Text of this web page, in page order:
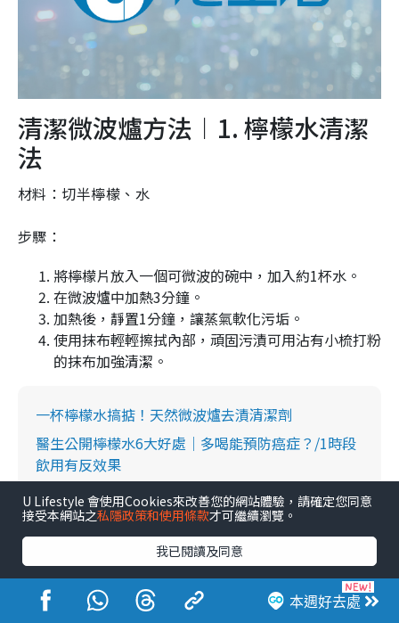
清潔微波爐方法︱1. 檸檬水清潔
法
材料：切半檸檬、水
步驟：
將檸檬片放入一個可微波的碗中，加入約1杯水。
在微波爐中加熱3分鐘。
加熱後，靜置1分鐘，讓蒸氣軟化污垢。
使用抹布輕輕擦拭內部，頑固污漬可用沾有小梳打粉
的抹布加強清潔。
一杯檸檬水搞掂！天然微波爐去漬清潔劑
醫生公開檸檬水6大好處｜多喝能預防癌症？/1時段
飲用有反效果
本週好去處
U Lifestyle 會使用Cookies來改善您的網站體驗，請確定您同意
接受本網站之私隱政策和使用條款才可繼續瀏覽。
我已閱讀及同意